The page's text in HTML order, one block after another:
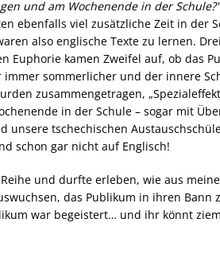
und am Wochenende in der Schule?"
ebenfalls viel zusätzliche Zeit in
also englische Texte zu lernen.
Euphorie kamen Zweifel auf, ob das
sommerlicher und der innere
zusammengetragen,
in der Schule – sogar mit
unsere tschechischen
schon gar nicht auf Englisch!
und durfte erleben, wie aus
das Publikum in ihren
war begeistert… und ihr könnt